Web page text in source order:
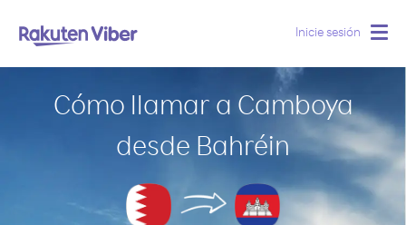
Inicie sesión
Cómo llamar a Camboya
desde Bahréin